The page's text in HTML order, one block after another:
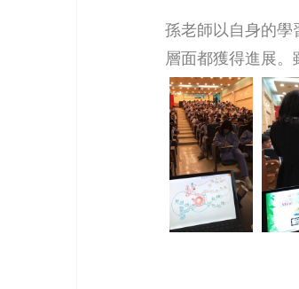
孫老師以自身的學
層面都獲得進展